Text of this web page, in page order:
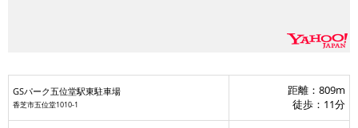
GSパーク五位堂駅東駐車場
香芝市五位堂1010-1
距離：809m
徒歩：11分